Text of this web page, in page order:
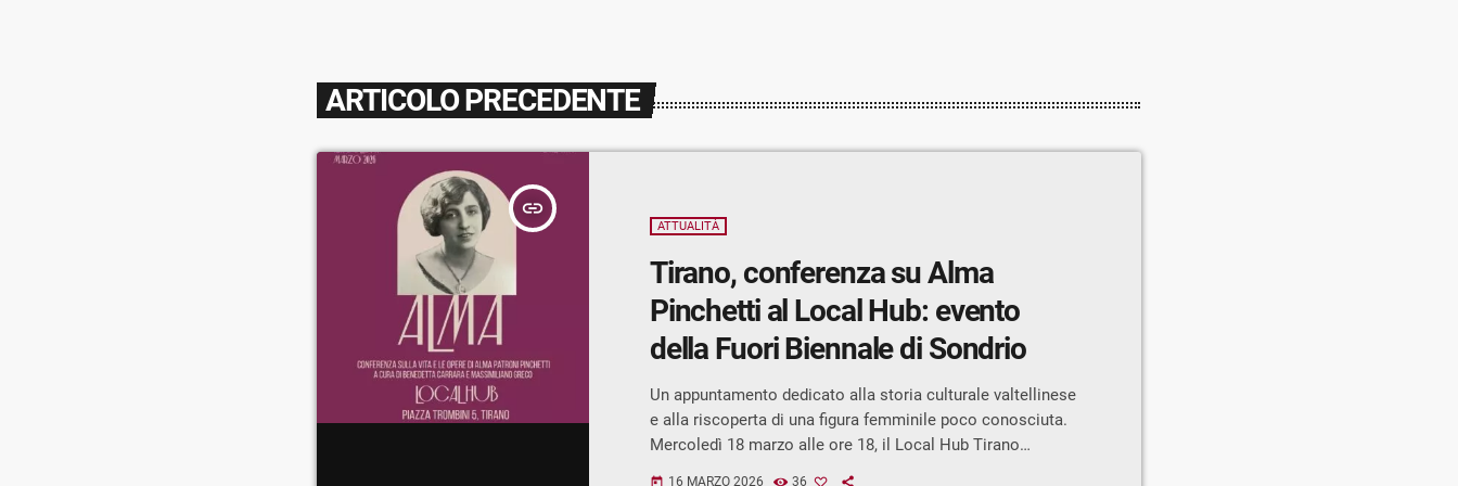
ARTICOLO PRECEDENTE
insert_link
ATTUALITÀ
Tirano, conferenza su Alma
Pinchetti al Local Hub: evento
della Fuori Biennale di Sondrio
Un appuntamento dedicato alla storia culturale valtellinese
e alla riscoperta di una figura femminile poco conosciuta.
Mercoledì 18 marzo alle ore 18, il Local Hub Tirano
today 16 MARZO 2026 36